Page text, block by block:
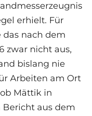
erhielt. Für
nach dem
zwar nicht aus,
bislang nie
Arbeiten am Ort
Mättik in
Bericht aus dem